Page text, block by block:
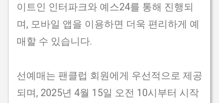
이트인 인터파크와 예스24를 통해 진행되
며, 모바일 앱을 이용하면 더욱 편리하게 예
매할 수 있습니다.
선예매는 팬클럽 회원에게 우선적으로 제공
되며, 2025년 4월 15일 오전 10시부터 시작